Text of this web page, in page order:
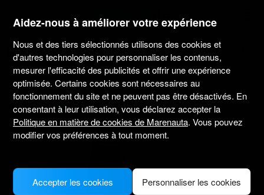
marenauta
Excess Catamarans Excess 11 - 4 + 2
Cab. - Toulon
4.0(2 sur le loueur) Sans skipper uniquement
Professionnel
Darse Vieille
Bateau vérifié
Aidez-nous à améliorer votre expérience
Nous et des tiers sélectionnés utilisons des cookies et
d'autres technologies pour personnaliser les contenus,
mesurer l'efficacité des publicités et offrir une expérience
optimisée. Certains cookies sont nécessaires au
fonctionnement du site et ne peuvent pas être désactivés. En
consentant à leur utilisation, vous déclarez accepter la
Politique en matière de cookies de Marenauta. Vous pouvez
modifier vos préférences à tout moment.
Personnaliser les cookies
Accepter les cookies